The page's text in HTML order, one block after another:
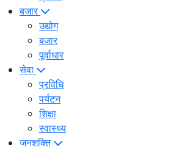
बजार
उद्योग
बजार
पूर्वाधार
सेवा
प्रविधि
पर्यटन
शिक्षा
स्वास्थ्य
जनशक्ति